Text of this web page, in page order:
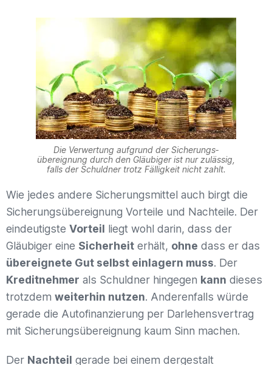
Die Verwertung aufgrund der Sicherungs­
übereignung durch den Gläubiger ist nur zulässig,
falls der Schuldner trotz Fälligkeit nicht zahlt.
Wie jedes andere Sicherungsmittel auch birgt die
Sicherungsübereignung Vorteile und Nachteile. Der
eindeutigste Vorteil liegt wohl darin, dass der
Gläubiger eine Sicherheit erhält, ohne dass er das
übereignete Gut selbst einlagern muss. Der
Kreditnehmer als Schuldner hingegen kann dieses
trotzdem weiterhin nutzen. Anderenfalls würde
gerade die Autofinanzierung per Darlehensvertrag
mit Sicherungsübereignung kaum Sinn machen.
Der Nachteil gerade bei einem dergestalt